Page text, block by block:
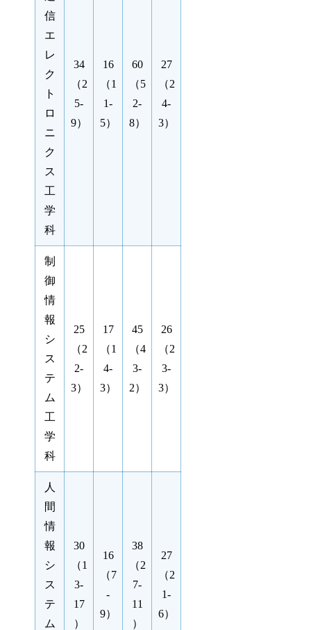
信
エ
レ
ク
ト
ロ
ニ
ク
ス
工
学
科
34
（2
5-
9）
16
（1
1-
5）
60
（5
2-
8）
27
（2
4-
3）
制
御
情
報
シ
ス
テ
ム
工
学
科
25
（2
2-
3）
17
（1
4-
3）
45
（4
3-
2）
26
（2
3-
3）
人
間
情
報
シ
ス
テ
ム
30
（1
3-
17
）
16
（7
-
9）
38
（2
7-
11
）
27
（2
1-
6）